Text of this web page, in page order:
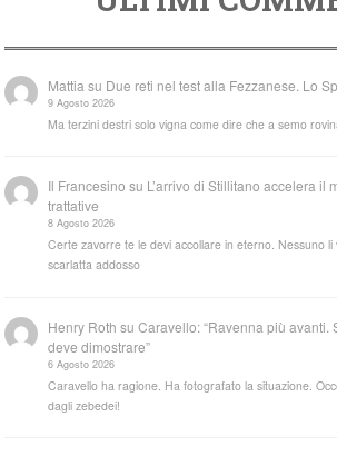
Mattia su Due reti nel test alla Fezzanese. Lo
9 Agosto 2026
Ma terzini destri solo vigna come dire che a semo
Il Francesino su L’arrivo di Stillitano accelera il
trattative
8 Agosto 2026
Certe zavorre te le devi accollare in eterno. Nessuno
scarlatta addosso
Henry Roth suCaravello: “Ravenna più avanti.
deve dimostrare”
6 Agosto 2026
Caravello ha ragione. Ha fotografato la situazione.
dagli zebedei!